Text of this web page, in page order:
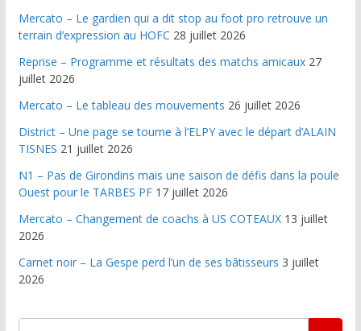
Mercato – Le gardien qui a dit stop au foot pro retrouve un
terrain d’expression au HOFC 28 juillet 2026
Reprise – Programme et résultats des matchs amicaux 27
juillet 2026
Mercato – Le tableau des mouvements 26 juillet 2026
District – Une page se tourne à l’ELPY avec le départ d’ALAIN
TISNES 21 juillet 2026
N1 – Pas de Girondins mais une saison de défis dans la poule
Ouest pour le TARBES PF 17 juillet 2026
Mercato – Changement de coachs à US COTEAUX 13 juillet
2026
Carnet noir – La Gespe perd l’un de ses bâtisseurs 3 juillet
2026